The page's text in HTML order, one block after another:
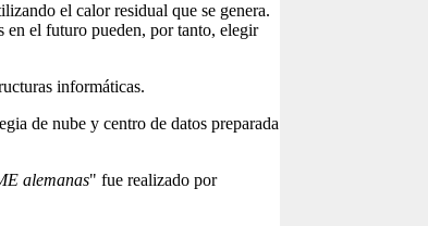
el calor residual que se genera.
en el futuro pueden, por tanto, elegir
informáticas.
de nube y centro de datos preparada
alemanas" fue realizado por